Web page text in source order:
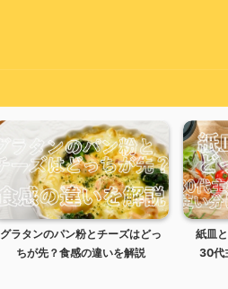
グラタンのパン粉とチーズはどっ
ちが先？食感の違いを解説
紙皿
30代